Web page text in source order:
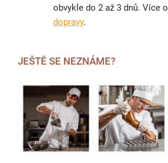
obvykle do 2 až 3 dnů. Více o
dopravy.
JEŠTĚ SE NEZNÁME?